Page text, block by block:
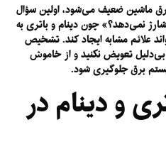
ماشین ضعیف می‌شود، اولین سؤال
نمی‌دهد؟» چون دینام و باتری به
علائم مشابه ایجاد کند. تشخیص
تعویض نکنید و از خاموش
برق جلوگیری شود.
و دینام در